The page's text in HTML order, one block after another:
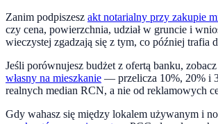
Zanim podpiszesz akt notarialny przy zakupie
czy cena, powierzchnia, udział w gruncie i
wieczystej zgadzają się z tym, co później trafia
Jeśli porównujesz budżet z ofertą banku,
własny na mieszkanie — przelicza 10%, 20% i
realnych median RCN, a nie od reklamowych
Gdy wahasz się między lokalem używanym i